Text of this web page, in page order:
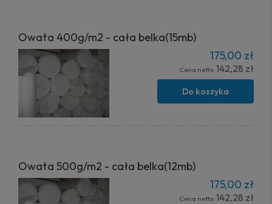
Owata 400g/m2 - cała belka(15mb)
175,00 zł
Cena netto: 142,28 zł
Do koszyka
Owata 500g/m2 - cała belka(12mb)
175,00 zł
Cena netto: 142,28 zł